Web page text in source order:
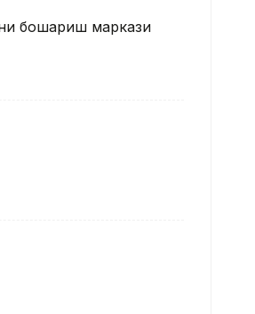
бошқариш маркази